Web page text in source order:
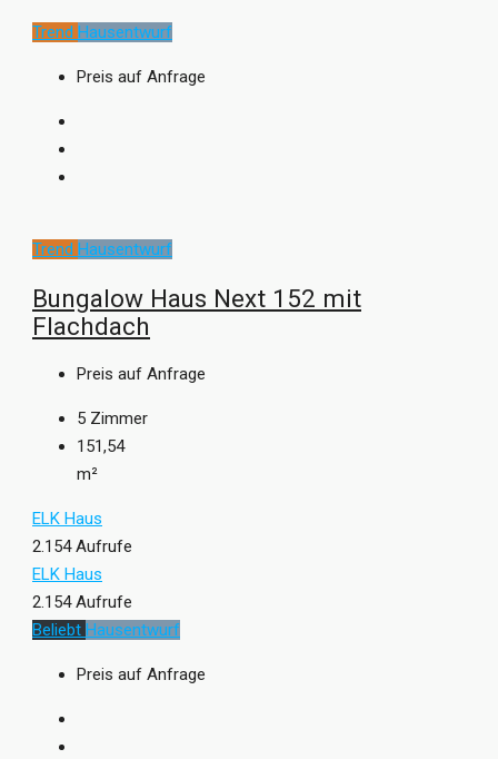
Trend Hausentwurf
Preis auf Anfrage
Trend Hausentwurf
Bungalow Haus Next 152 mit
Flachdach
Preis auf Anfrage
5 Zimmer
151,54
m²
ELK Haus
2.154 Aufrufe
ELK Haus
2.154 Aufrufe
Beliebt Hausentwurf
Preis auf Anfrage